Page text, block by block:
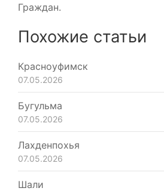
Граждан.
Похожие статьи
Красноуфимск
07.05.2026
Бугульма
07.05.2026
Лахденпохья
07.05.2026
Шали